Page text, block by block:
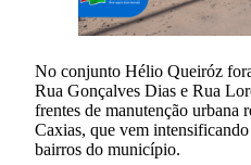
No conjunto Hélio Queiróz
Rua Gonçalves Dias e Rua
frentes de manutenção urbana
Caxias, que vem
bairros do município.